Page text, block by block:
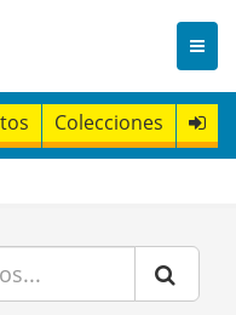
Colecciones